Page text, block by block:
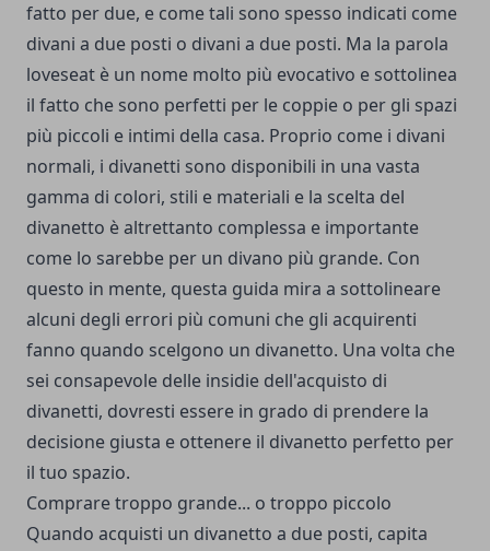
fatto per due, e come tali sono spesso indicati come
divani a due posti o divani a due posti. Ma la parola
loveseat è un nome molto più evocativo e sottolinea
il fatto che sono perfetti per le coppie o per gli spazi
più piccoli e intimi della casa. Proprio come i divani
normali, i divanetti sono disponibili in una vasta
gamma di colori, stili e materiali e la scelta del
divanetto è altrettanto complessa e importante
come lo sarebbe per un divano più grande. Con
questo in mente, questa guida mira a sottolineare
alcuni degli errori più comuni che gli acquirenti
fanno quando scelgono un divanetto. Una volta che
sei consapevole delle insidie ​​​​dell'acquisto di
divanetti, dovresti essere in grado di prendere la
decisione giusta e ottenere il divanetto perfetto per
il tuo spazio.
Comprare troppo grande... o troppo piccolo
Quando acquisti un divanetto a due posti, capita